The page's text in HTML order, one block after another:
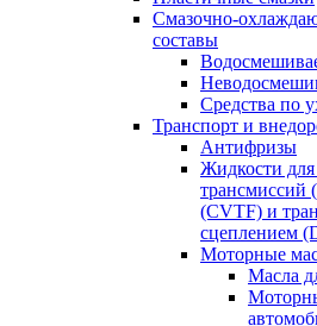
Смазочно-
составы
Средства по
Транспорт и
Антифризы
Жидкости для
трансмиссий
(CVTF) и
сцеплением
Моторные
Масла